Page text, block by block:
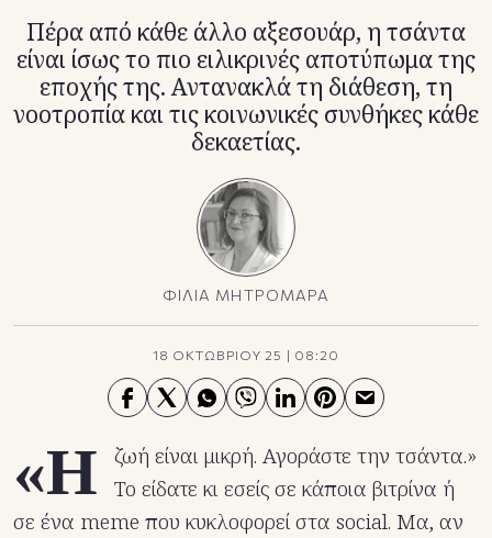
Πέρα από κάθε άλλο αξεσουάρ, η τσάντα
είναι ίσως το πιο ειλικρινές αποτύπωμα της
εποχής της. Αντανακλά τη διάθεση, τη
νοοτροπία και τις κοινωνικές συνθήκες κάθε
δεκαετίας.
ΦΙΛΙΑ ΜΗΤΡΟΜΑΡΑ
18 ΟΚΤΩΒΡΙΟΥ 25 | 08:20
«Η
ζωή είναι μικρή. Αγοράστε την τσάντα.»
Το είδατε κι εσείς σε κάποια βιτρίνα ή
σε ένα meme που κυκλοφορεί στα social. Μα, αν